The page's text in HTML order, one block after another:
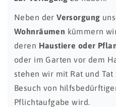
Neben derVersorgung
Wohnräumen kümmern
deren Haustiere oder
oder im Garten vor dem
stehen wir mit Rat und
Besuch von
Pflichtaufgabe wird.